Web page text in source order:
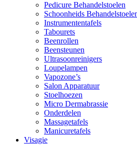
Pedicure Behandelstoelen
Schoonheids
Instrumententafels
Tabourets
Beenrollen
Beensteunen
Ultrasoonreinigers
Loupelampen
Vapozone’s
Salon Apparatuur
Stoelhoezen
Micro Dermabrassie
Onderdelen
Massagetafels
Manicuretafels
Visagie